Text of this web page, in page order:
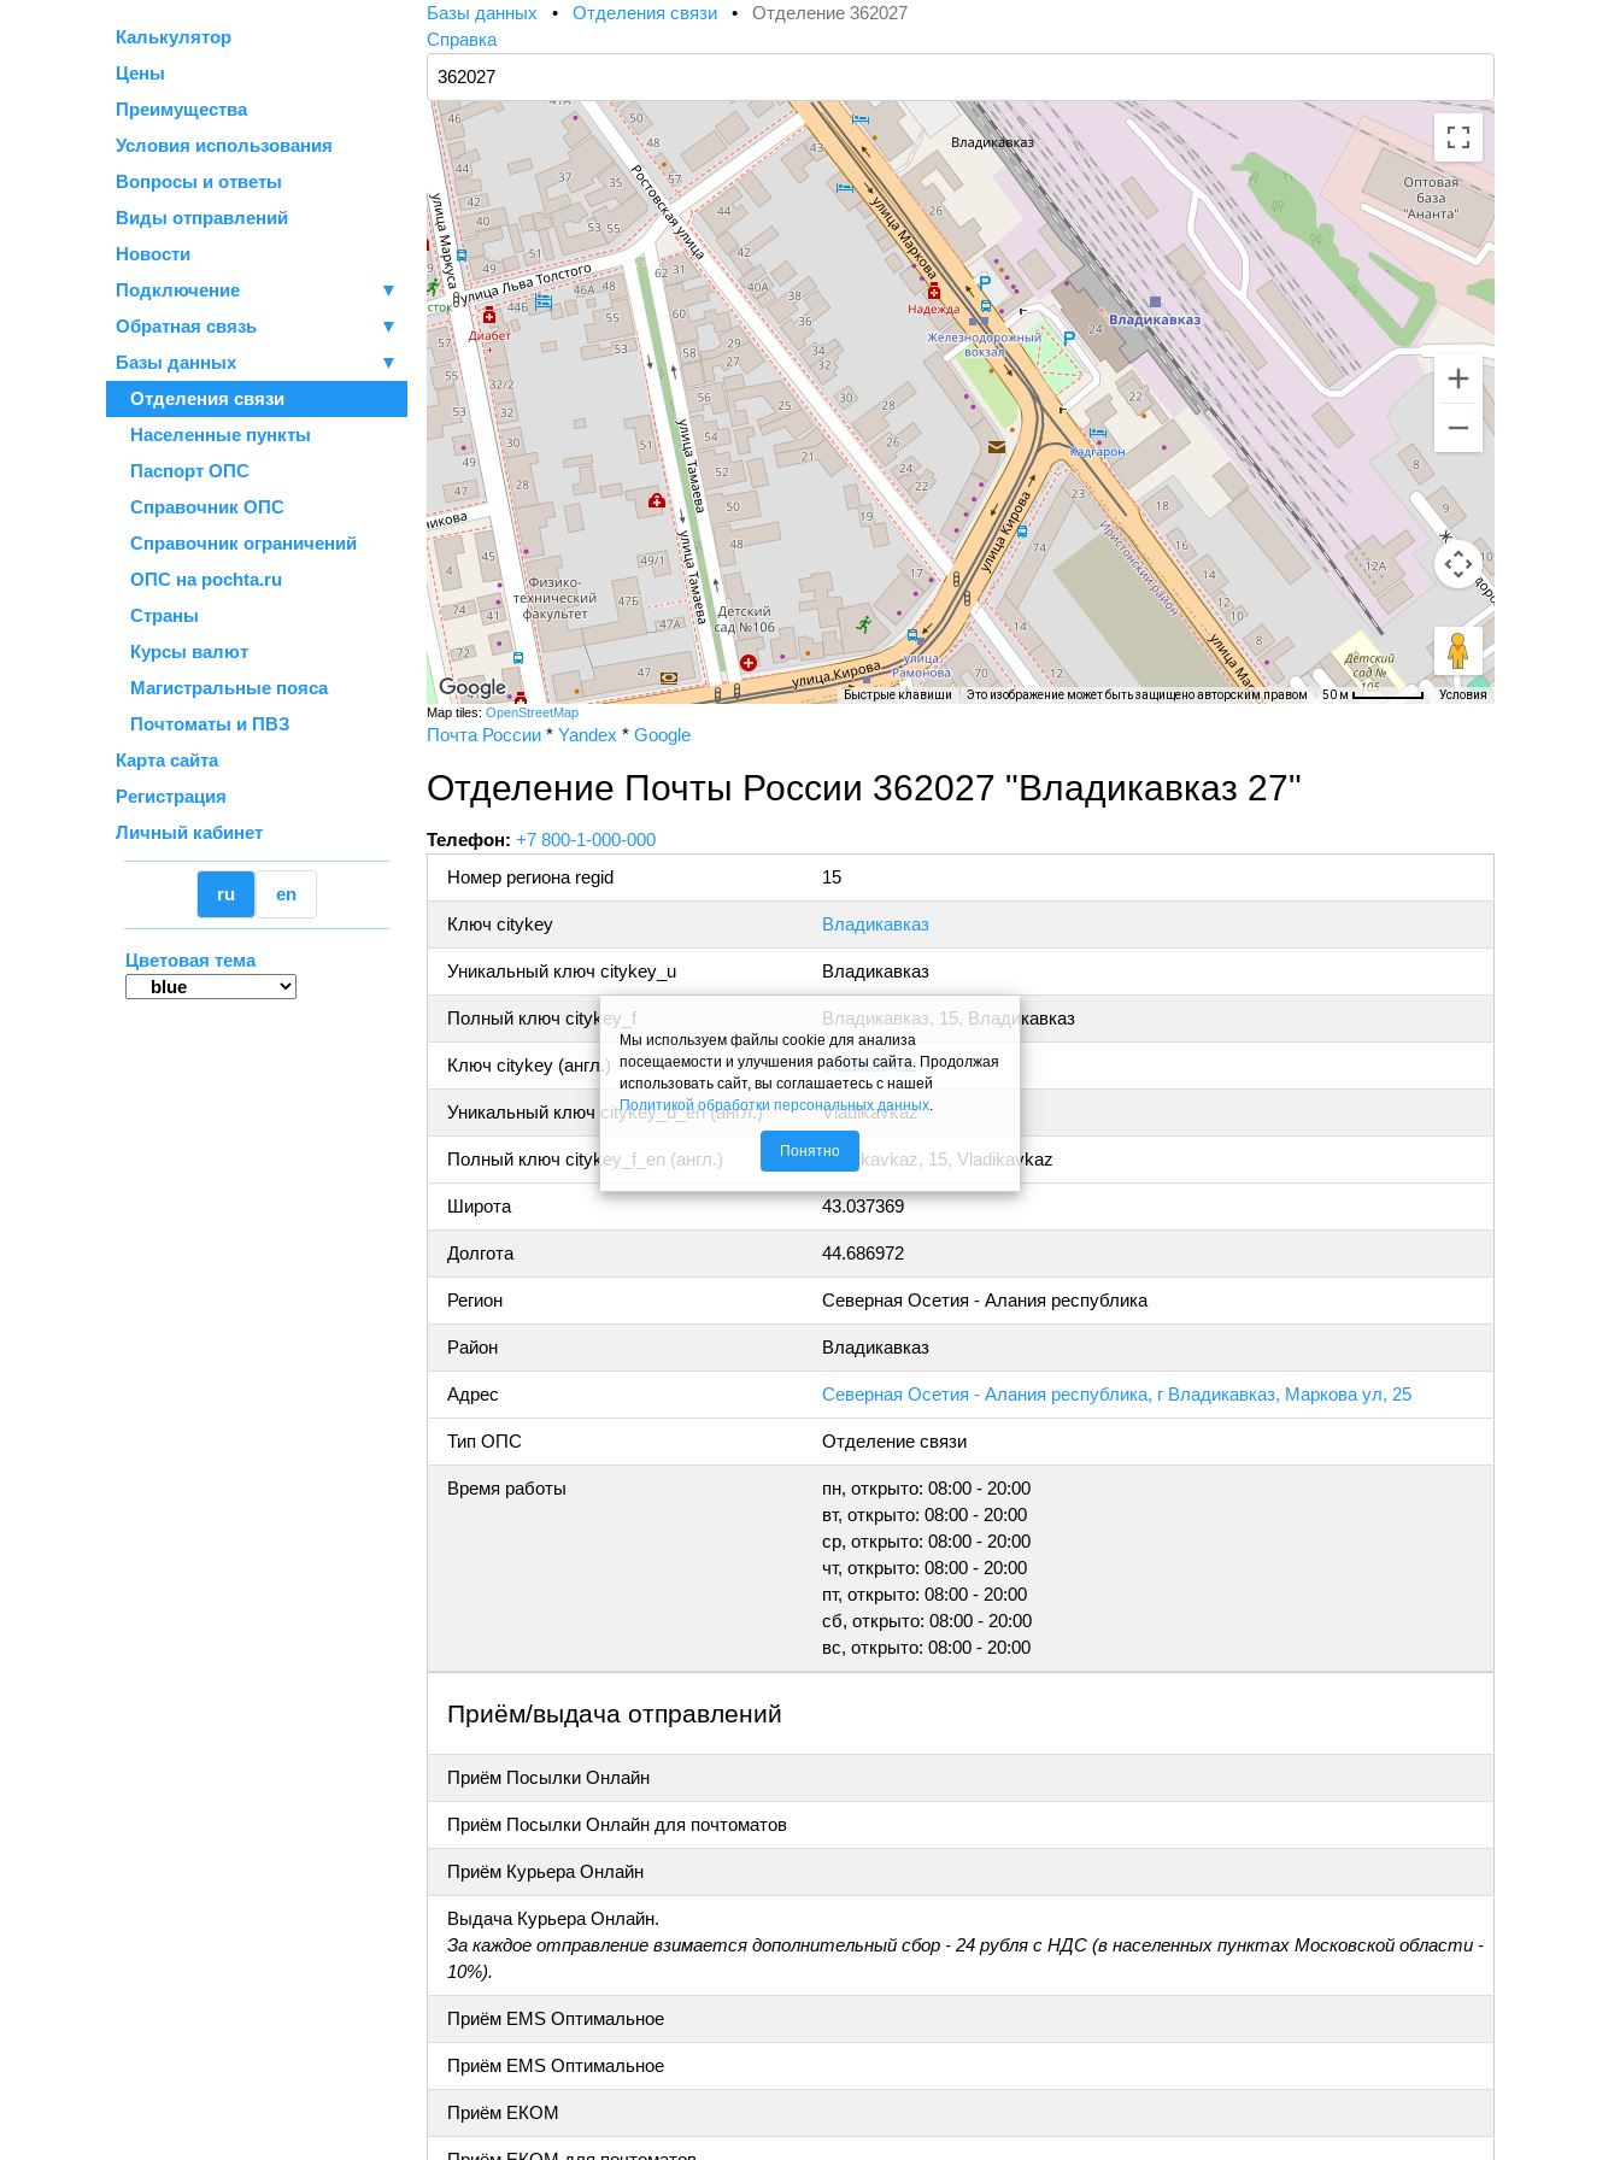
Калькулятор
Цены
Преимущества
Условия использования
Вопросы и ответы
Виды отправлений
Новости
Подключение
▼
Обратная связь
▼
Базы данных
▼
Отделения связи
Населенные пункты
Паспорт ОПС
Справочник ОПС
Справочник ограничений
ОПС на pochta.ru
Страны
Курсы валют
Магистральные пояса
Почтоматы и ПВЗ
Карта сайта
Регистрация
Личный кабинет
ru en
Цветовая тема
Базы данных • Отделения связи • Отделение 362027
Справка
Быстрые клавиши Это изображение может быть защищено авторским правом 50 м Условия
Map tiles: OpenStreetMap
Почта России * Yandex * Google
Отделение Почты России 362027 "Владикавказ 27"
Телефон: +7 800-1-000-000
Номер региона regid
15
Ключ citykey Владикавказ
Уникальный ключ citykey_u Владикавказ
Полный ключ citykey_f Владикавказ, 15, Владикавказ
Ключ citykey (англ.) Vladikavkaz
Уникальный ключ citykey_u_en (англ.) Vladikavkaz
Полный ключ citykey_f_en (англ.) Vladikavkaz, 15, Vladikavkaz
Широта 43.037369
Долгота 44.686972
Регион Северная Осетия - Алания республика
Район Владикавказ
Адрес Северная Осетия - Алания республика, г Владикавказ, Маркова ул, 25
Тип ОПС Отделение связи
Время работы
пн, открыто: 08:00 - 20:00
вт, открыто: 08:00 - 20:00
ср, открыто: 08:00 - 20:00
чт, открыто: 08:00 - 20:00
пт, открыто: 08:00 - 20:00
сб, открыто: 08:00 - 20:00
вс, открыто: 08:00 - 20:00
Приём/выдача отправлений
Приём Посылки Онлайн
Приём Посылки Онлайн для почтоматов
Приём Курьера Онлайн
Выдача Курьера Онлайн.
За каждое отправление взимается дополнительный сбор - 24 рубля с НДС (в населенных пунктах Московской области -
10%).
Приём EMS Оптимальное
Приём EMS Оптимальное
Приём ЕКОМ
Мы используем файлы cookie для анализа
посещаемости и улучшения работы сайта. Продолжая
использовать сайт, вы соглашаетесь с нашей
Политикой обработки персональных данных
Понятно